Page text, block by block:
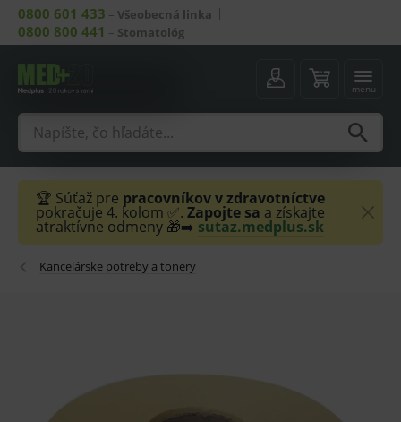
0800 601 433 – Všeobecná linka
0800 800 441 – Stomatológ
menu
🏆 Súťaž pre pracovníkov v zdravotníctve
pokračuje 4. kolom ✅. Zapojte sa a získajte
atraktívne odmeny 🎁➡️ sutaz.medplus.sk
Kancelárske potreby a tonery